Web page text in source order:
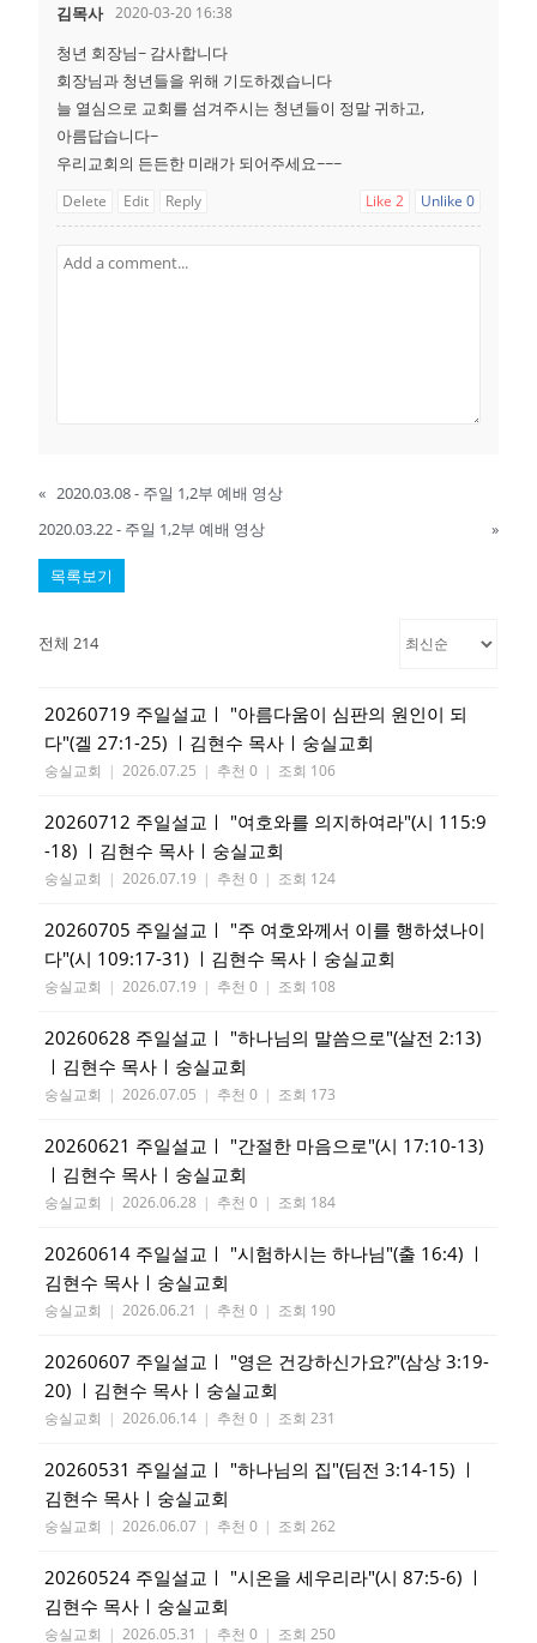
김목사 2020-03-20 16:38
청년 회장님~ 감사합니다
회장님과 청년들을 위해 기도하겠습니다
늘 열심으로 교회를 섬겨주시는 청년들이 정말 귀하고,
아름답습니다~
우리교회의 든든한 미래가 되어주세요~~~
Delete Edit Reply Like 2 Unlike 0
« 2020.03.08 - 주일 1,2부 예배 영상
2020.03.22 - 주일 1,2부 예배 영상
»
목록보기
전체 214
20260719 주일설교ㅣ "아름다움이 심판의 원인이 되
다"(겔 27:1-25) ㅣ김현수 목사ㅣ숭실교회
숭실교회 | 2026.07.25 | 추천 0 | 조회 106
20260712 주일설교ㅣ "여호와를 의지하여라"(시 115:9
-18) ㅣ김현수 목사ㅣ숭실교회
숭실교회 | 2026.07.19 | 추천 0 | 조회 124
20260705 주일설교ㅣ "주 여호와께서 이를 행하셨나이
다"(시 109:17-31) ㅣ김현수 목사ㅣ숭실교회
숭실교회 | 2026.07.19 | 추천 0 | 조회 108
20260628 주일설교ㅣ "하나님의 말씀으로"(살전 2:13)
ㅣ김현수 목사ㅣ숭실교회
숭실교회 | 2026.07.05 | 추천 0 | 조회 173
20260621 주일설교ㅣ "간절한 마음으로"(시 17:10-13)
ㅣ김현수 목사ㅣ숭실교회
숭실교회 | 2026.06.28 | 추천 0 | 조회 184
20260614 주일설교ㅣ "시험하시는 하나님"(출 16:4) ㅣ
김현수 목사ㅣ숭실교회
숭실교회 | 2026.06.21 | 추천 0 | 조회 190
20260607 주일설교ㅣ "영은 건강하신가요?"(삼상 3:19-
20) ㅣ김현수 목사ㅣ숭실교회
숭실교회 | 2026.06.14 | 추천 0 | 조회 231
20260531 주일설교ㅣ "하나님의 집"(딤전 3:14-15) ㅣ
김현수 목사ㅣ숭실교회
숭실교회 | 2026.06.07 | 추천 0 | 조회 262
20260524 주일설교ㅣ "시온을 세우리라"(시 87:5-6) ㅣ
김현수 목사ㅣ숭실교회
숭실교회 | 2026.05.31 | 추천 0 | 조회 250